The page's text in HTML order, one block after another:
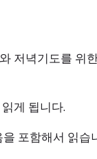
저녁기도를 위
게 됩니다.
포함해서 읽습